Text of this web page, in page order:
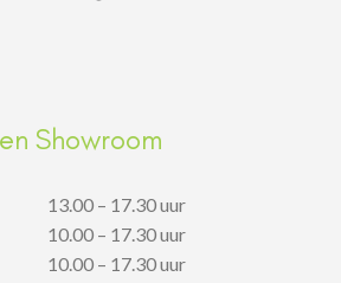
Showroom
13.00 – 17.30 uur
10.00 – 17.30 uur
10.00 – 17.30 uur